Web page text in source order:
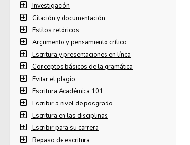
Investigación
Citación y documentación
Estilos retóricos
Argumento y pensamiento crítico
Escritura y presentaciones en línea
Conceptos básicos de la gramática
Evitar el plagio
Escritura Académica 101
Escribir a nivel de posgrado
Escritura en las disciplinas
Escribir para su carrera
Repaso de escritura